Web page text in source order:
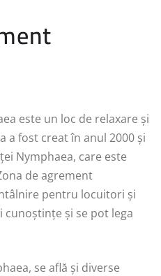
este un loc de relaxare și
a fost creat în anul 2000 și
Nymphaea, care este
de agrement
pentru locuitori și
și se pot lega
se află și diverse